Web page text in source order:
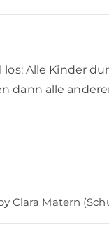
Alle Kinder
dann alle
Clara Matern